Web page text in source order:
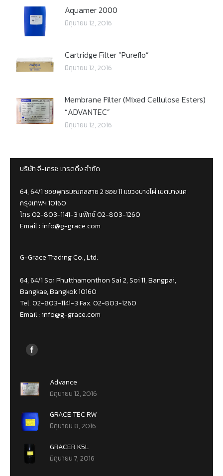
Aquamer 2000
มิถุนายน 12, 2016
Cartridge Filter “Pureflo”
มิถุนายน 12, 2016
Membrane Filter (Mixed Cellulose Esters)
“ADVANTEC”
มิถุนายน 12, 2016
บริษัท จี-เกรซ เทรดดิ้ง จำกัด
64, 64/1 ซอยพุทธมณฑลสาย 2 ซอย 11 แขวงบางไผ่ เขตบางแค
กรุงเทพฯ 10160
โทร 02-803-1141-3 แฟ็กซ์ 02-803-1260
Email : info@g-grace.com
G-Grace Trading Co., Ltd.
64, 64/1 Soi Phutthamonthon Sai 2, Soi 11, Bangpai,
Bangkae, Bangkok 10160
Tel. 02-803-1141-3 Fax. 02-803-1260
Email : info@g-grace.com
Find us on:
Advance
มิถุนายน 12, 2016
GRACE TEC RW
มิถุนายน 8, 2016
GRACER K5L
มิถุนายน 7, 2016